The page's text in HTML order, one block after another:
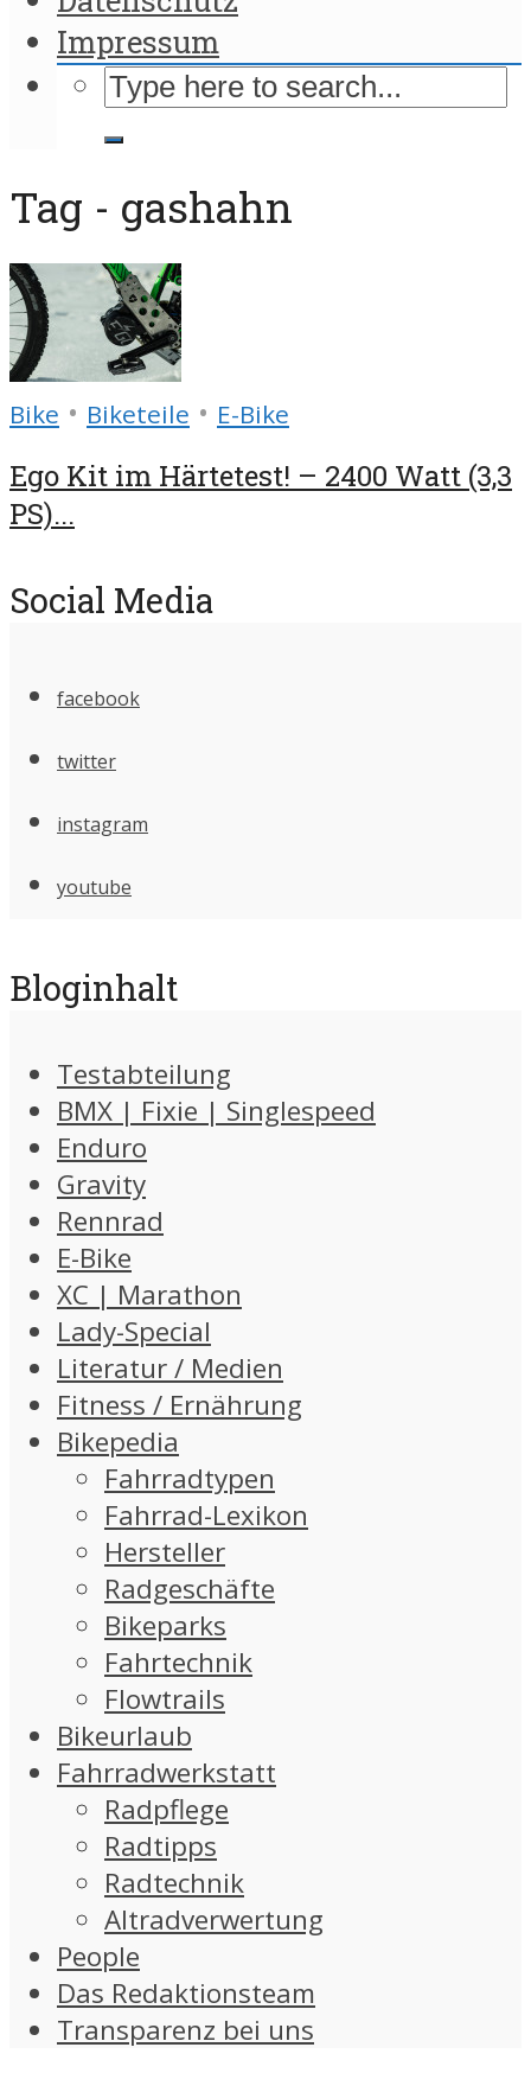
Impressum
Tag - gashahn
Bike • Biketeile • E-Bike
Ego Kit im Härtetest! – 2400 Watt (3,3
PS)...
Social Media
facebook
twitter
instagram
youtube
Bloginhalt
Testabteilung
BMX | Fixie | Singlespeed
Enduro
Gravity
Rennrad
E-Bike
XC | Marathon
Lady-Special
Literatur / Medien
Fitness / Ernährung
Bikepedia
Fahrradtypen
Fahrrad-Lexikon
Hersteller
Radgeschäfte
Bikeparks
Fahrtechnik
Flowtrails
Bikeurlaub
Fahrradwerkstatt
Radpflege
Radtipps
Radtechnik
Altradverwertung
People
Das Redaktionsteam
Transparenz bei uns